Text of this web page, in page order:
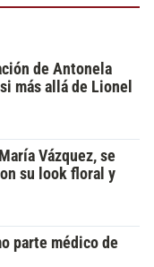
de Antonela
más allá de Lionel
Vázquez, se
su look floral y
parte médico de